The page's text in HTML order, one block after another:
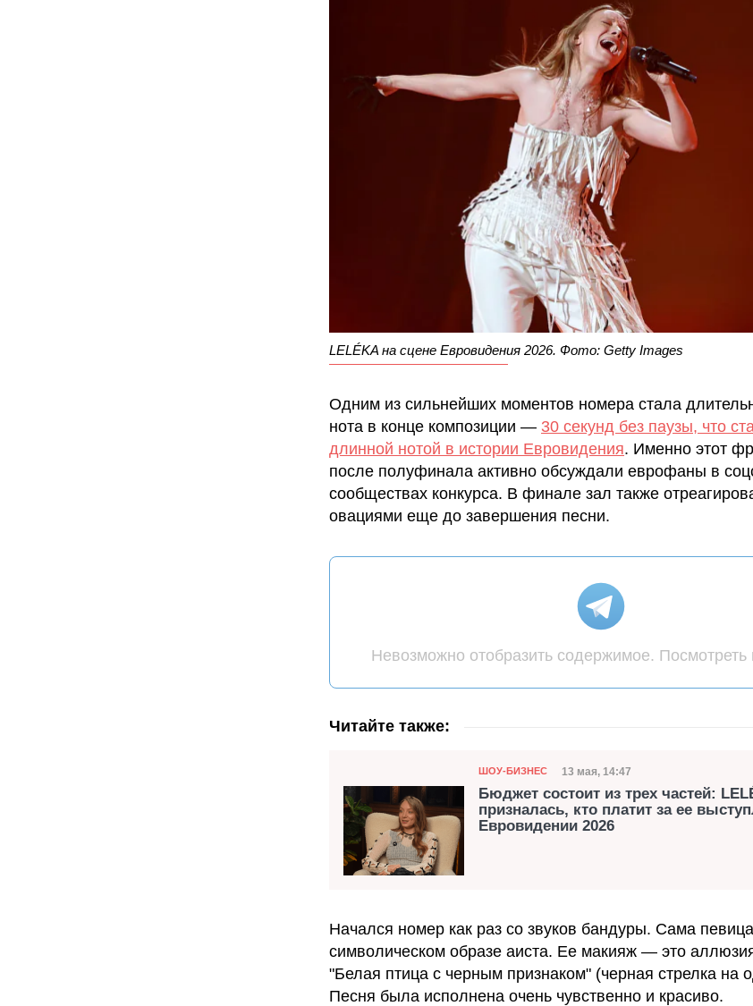
LELÉKA на сцене Евровидения 2026. Фото: Getty Images
Одним из сильнейших моментов номера стала
нота в конце композиции — 30 секунд без паузы, что
длинной нотой в истории Евровидения. Именно этот
после полуфинала активно обсуждали еврофаны в
сообществах конкурса. В финале зал также
овациями еще до завершения песни.
Невозможно отобразить содержимое. Посмотреть
Читайте также:
Категория
ШОУ-БИЗНЕС Дата публикации
13 мая, 14:47
Бюджет состоит из трех частей:
призналась, кто платит за ее
Евровидении 2026
Начался номер как раз со звуков бандуры. Сама
символическом образе аиста. Ее макияж — это
"Белая птица с черным признаком" (черная стрелка на
Песня была исполнена очень чувственно и красиво.